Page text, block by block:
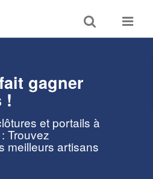
Toggle
search
Toggle
gagner
!
et portails à
Trouvez
meilleurs artisans